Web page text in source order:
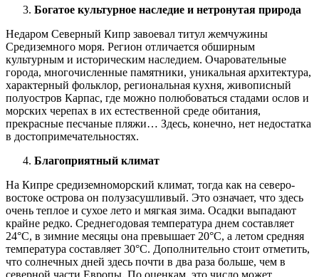
Богатое культурное наследие и нетронутая природа
Недаром Северный Кипр завоевал титул жемчужины
Средиземного моря. Регион отличается обширным
культурным и историческим наследием. Очаровательные
города, многочисленные памятники, уникальная архитектура,
характерный фольклор, региональная кухня, живописный
полуостров Карпас, где можно полюбоваться стадами ослов и
морских черепах в их естественной среде обитания,
прекрасные песчаные пляжи… Здесь, конечно, нет недостатка
в достопримечательностях.
Благоприятный климат
На Кипре средиземноморский климат, тогда как на северо-
востоке острова он полузасушливый. Это означает, что здесь
очень теплое и сухое лето и мягкая зима. Осадки выпадают
крайне редко. Среднегодовая температура днем составляет
24°С, в зимние месяцы она превышает 20°С, а летом средняя
температура составляет 30°С. Дополнительно стоит отметить,
что солнечных дней здесь почти в два раза больше, чем в